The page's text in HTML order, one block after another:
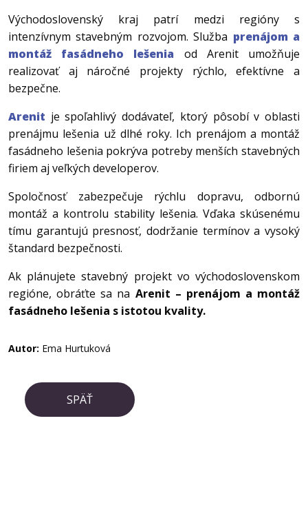
Východoslovenský kraj patrí medzi regióny s
intenzívnym stavebným rozvojom. Služba prenájom a
montáž fasádneho lešenia od Arenit umožňuje
realizovať aj náročné projekty rýchlo, efektívne a
bezpečne.
Arenit je spoľahlivý dodávateľ, ktorý pôsobí v oblasti
prenájmu lešenia už dlhé roky. Ich prenájom a montáž
fasádneho lešenia pokrýva potreby menších stavebných
firiem aj veľkých developerov.
Spoločnosť zabezpečuje rýchlu dopravu, odbornú
montáž a kontrolu stability lešenia. Vďaka skúsenému
tímu garantujú presnosť, dodržanie termínov a vysoký
štandard bezpečnosti.
Ak plánujete stavebný projekt vo východoslovenskom
regióne, obráťte sa na Arenit – prenájom a montáž
fasádneho lešenia s istotou kvality.
Autor: Ema Hurtuková
SPÄŤ